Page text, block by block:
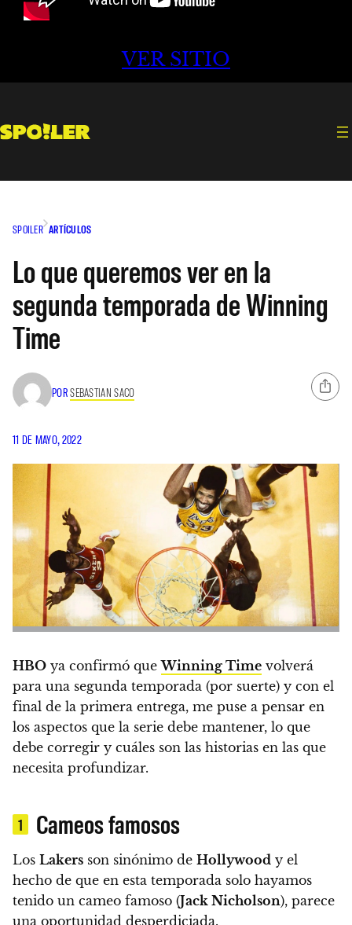
VER SITIO
SPOILER ARTÍCULOS
Lo que queremos ver en la
segunda temporada de Winning
Time
PORSEBASTIAN SACO
11 DE MAYO, 2022
HBO ya confirmó queWinning Time volverá
para una segunda temporada (por suerte) y con el
final de la primera entrega, me puse a pensar en
los aspectos que la serie debe mantener, lo que
debe corregir y cuáles son las historias en las que
necesita profundizar.
1 Cameos famosos
Los Lakers son sinónimo de Hollywood y el
hecho de que en esta temporada solo hayamos
tenido un cameo famoso (Jack Nicholson), parece
una oportunidad desperdiciada.